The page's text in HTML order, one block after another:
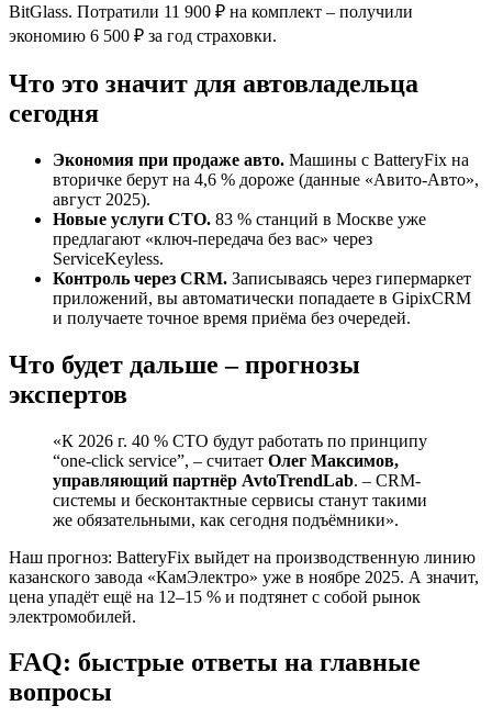
BitGlass. Потратили 11 900 ₽ на комплект – получили
экономию 6 500 ₽ за год страховки.
Что это значит для автовладельца
сегодня
Экономия при продаже авто. Машины с BatteryFix на
вторичке берут на 4,6 % дороже (данные «Авито-Авто»,
август 2025).
Новые услуги СТО. 83 % станций в Москве уже
предлагают «ключ-передача без вас» через
ServiceKeyless.
Контроль через CRM. Записываясь через гипермаркет
приложений, вы автоматически попадаете в GipixCRM
и получаете точное время приёма без очередей.
Что будет дальше – прогнозы
экспертов
«К 2026 г. 40 % СТО будут работать по принципу
“one-click service”, – считает Олег Максимов,
управляющий партнёр AvtoTrendLab. – CRM-
системы и бесконтактные сервисы станут такими
же обязательными, как сегодня подъёмники».
Наш прогноз: BatteryFix выйдет на производственную линию
казанского завода «КамЭлектро» уже в ноябре 2025. А значит,
цена упадёт ещё на 12–15 % и подтянет с собой рынок
электромобилей.
FAQ: быстрые ответы на главные
вопросы